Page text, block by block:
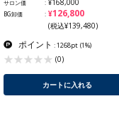
サロン価 ¥168,000
BG卸価 ¥126,800
(税込¥139,480)
ポイント : 1268pt (1%)
(0)
カートに入れる